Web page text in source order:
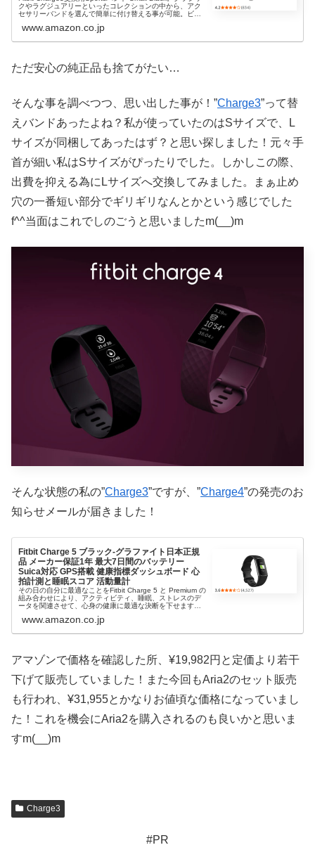
クやラグジュアリーといったコレクションの中から、アク
セサリーバンドを選んで簡単に付け替える事が可能。ビジ
www.amazon.co.jp
ただ安心の純正品も捨てがたい…
そんな事を調べつつ、思い出した事が！”Charge3”って替
えバンドあったよね？私が使っていたのはSサイズで、L
サイズが同梱してあったはず？と思い探しました！元々手
首が細い私はSサイズがぴったりでした。しかしこの際、
出費を抑える為にLサイズへ交換してみました。まぁ止め
穴の一番短い部分でギリギリなんとかという感じでした
f^^当面はこれでしのごうと思いましたm(__)m
そんな状態の私の”Charge3”ですが、”Charge4”の発売のお
知らせメールが届きました！
Fitbit Charge 5 ブラック-グラファイト日本正規
品 メーカー保証1年 最大7日間のバッテリー
Suica対応 GPS搭載 健康指標ダッシュボード 心
拍計測と睡眠スコア 活動量計
その日の自分に最適なことをFitbit Charge 5 と Premium の
組み合わせにより、アクティビティ、睡眠、ストレスのデ
ータを関連させて、心身の健康に最適な決断を下せます。
www.amazon.co.jp
アマゾンで価格を確認した所、¥19,982円と定価より若干
下げて販売していました！また今回もAria2のセット販売
も行われ、¥31,955とかなりお値頃な価格になっていまし
た！これを機会にAria2を購入されるのも良いかと思いま
すm(__)m
Charge3
#PR